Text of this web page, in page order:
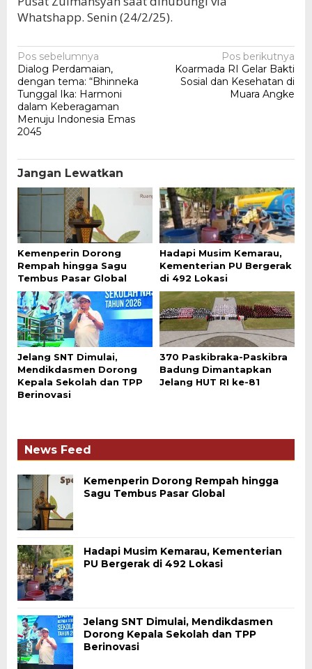
Whatshapp. Senin (24/2/25).
Navigasi
pos
Pos sebelumnya
Dialog Perdamaian,
dengan tema: “Bhinneka
Tunggal Ika: Harmoni
dalam Keberagaman
Menuju Indonesia Emas
2045
Pos berikutnya
Koarmada RI Gelar Bakti
Sosial dan Kesehatan di
Muara Angke
Jangan Lewatkan
Kemenperin Dorong
Rempah hingga Sagu
Tembus Pasar Global
Hadapi Musim Kemarau,
Kementerian PU Bergerak
di 492 Lokasi
Jelang SNT Dimulai,
Mendikdasmen Dorong
Kepala Sekolah dan TPP
Berinovasi
370 Paskibraka-Paskibra
Badung Dimantapkan
Jelang HUT RI ke-81
News Feed
Kemenperin Dorong Rempah hingga
Sagu Tembus Pasar Global
Hadapi Musim Kemarau, Kementerian
PU Bergerak di 492 Lokasi
Jelang SNT Dimulai, Mendikdasmen
Dorong Kepala Sekolah dan TPP
Berinovasi